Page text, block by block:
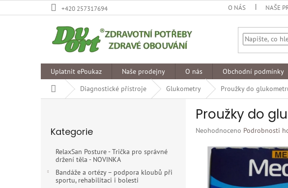
na
+420 257317694 O NÁS NAŠE
Uplatnit ePoukaz Naše prodejny O nás Obchodní podmínky
Domů
Diagnostické přístroje Glukometry Proužky do
kategorie
Kategorie
RelaxSan Posture - Trička pro správné
držení těla - NOVINKA
Bandáže a ortézy – podpora kloubů při
sportu, rehabilitaci i bolesti
Proužky do
Průměrné
produktu
Neohodnoceno Podrobnosti